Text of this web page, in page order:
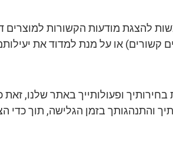
להצגת מודעות הקשורות למוצרים
או על מנת למדוד את
בחירותיך ופעולותייך באתר שלנו,
והתנהגותך בזמן הגלישה, תוך כדי